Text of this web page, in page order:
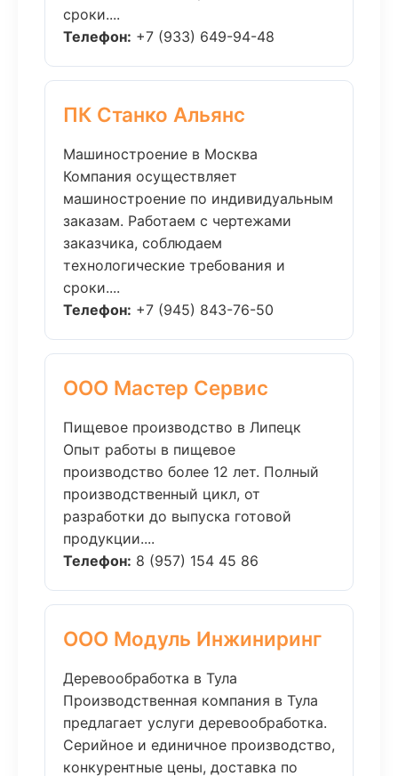
сроки....
Телефон: +7 (933) 649-94-48
ПК Станко Альянс
Машиностроение в Москва
Компания осуществляет
машиностроение по индивидуальным
заказам. Работаем с чертежами
заказчика, соблюдаем
технологические требования и
сроки....
Телефон: +7 (945) 843-76-50
ООО Мастер Сервис
Пищевое производство в Липецк
Опыт работы в пищевое
производство более 12 лет. Полный
производственный цикл, от
разработки до выпуска готовой
продукции....
Телефон: 8 (957) 154 45 86
ООО Модуль Инжиниринг
Деревообработка в Тула
Производственная компания в Тула
предлагает услуги деревообработка.
Серийное и единичное производство,
конкурентные цены, доставка по